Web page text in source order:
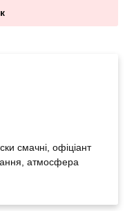
смачні, офіціант
атмосфера